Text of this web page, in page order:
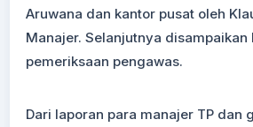
Aruwana dan kantor pusat oleh
Manajer. Selanjutnya disampaikan
pemeriksaan pengawas.
Dari laporan para manajer TP dan